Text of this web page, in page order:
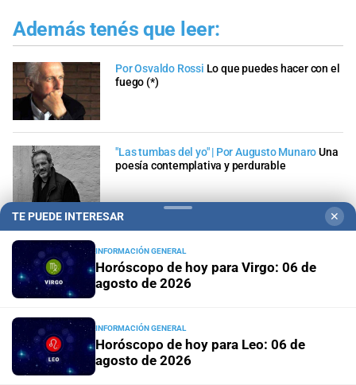
Además tenés que leer:
Por Osvaldo Rossi Lo que puedes hacer con el
fuego (*)
"Las tumbas del yo" | Por Augusto MunaroUna
poesía contemplativa y perdurable
Dejanos tu comentario
Los comentarios realizados son de exclusiva
responsabilidad de sus autores y las consecuencias
derivadas de ellos pueden ser pasibles de las sanciones
legales que correspondan. Evitar comentarios ofensivos o
TE PUEDE INTERESAR ✕
INFORMACIÓN GENERAL
Horóscopo de hoy para Virgo: 06 de
agosto de 2026
INFORMACIÓN GENERAL
Horóscopo de hoy para Leo: 06 de
agosto de 2026